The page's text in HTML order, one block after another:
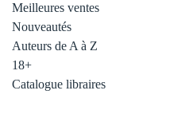
Meilleures ventes
Nouveautés
Auteurs de A à Z
18+
Catalogue libraires